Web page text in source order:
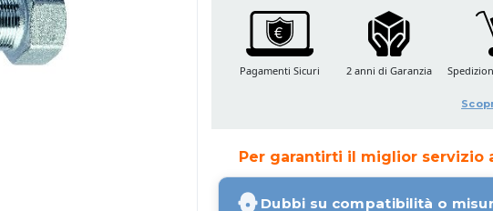
Per garantirti il miglior servizio
Dubbi su compatibilità o
Pagamenti Sicuri 2 anni di Garanzia